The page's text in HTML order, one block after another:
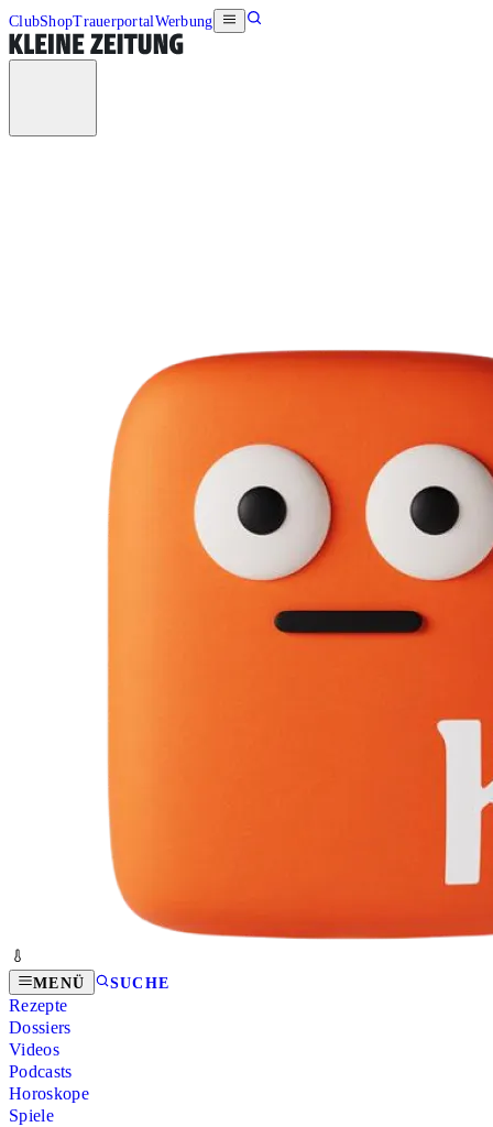
ClubShopTrauerportalWerbung
MENÜ SUCHE
Rezepte
Dossiers
Videos
Podcasts
Horoskope
Spiele